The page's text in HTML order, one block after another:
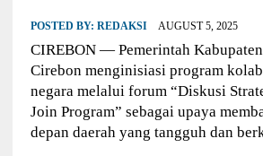
POSTED BY: REDAKSI AUGUST 5, 2025
CIREBON — Pemerintah
Cirebon menginisiasi program
negara melalui forum “Diskusi
Join Program” sebagai upaya
depan daerah yang tangguh dan